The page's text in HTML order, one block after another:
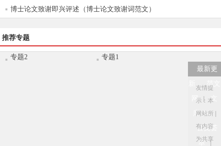
博士论文致谢即兴评述（博士论文致谢词范文）
推荐专题
专题2
专题1
最新更
范文
网
|
文
库114
公文荟
萃
|
友情提
示：本
网站所
有内容
为共享